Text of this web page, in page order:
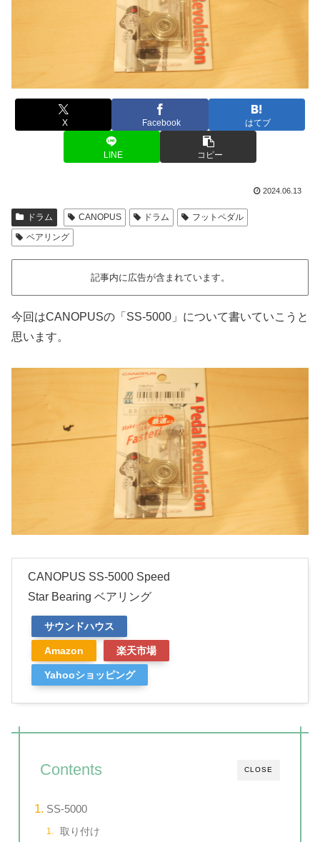
X Facebook はてブ
LINE コピー
2024.06.13
ドラム CANOPUS ドラム
フットペダル
ベアリング
記事内に広告が含まれています。
今回はCANOPUSの「SS-5000」について書いていこうと
思います。
CANOPUS SS-5000 Speed
Star Bearing ベアリング
サウンドハウス
Amazon 楽天市場
Yahooショッピング
CLOSE
Contents
SS-5000
取り付け